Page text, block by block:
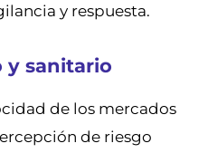
y respuesta.
y sanitario
de los mercados
de riesgo